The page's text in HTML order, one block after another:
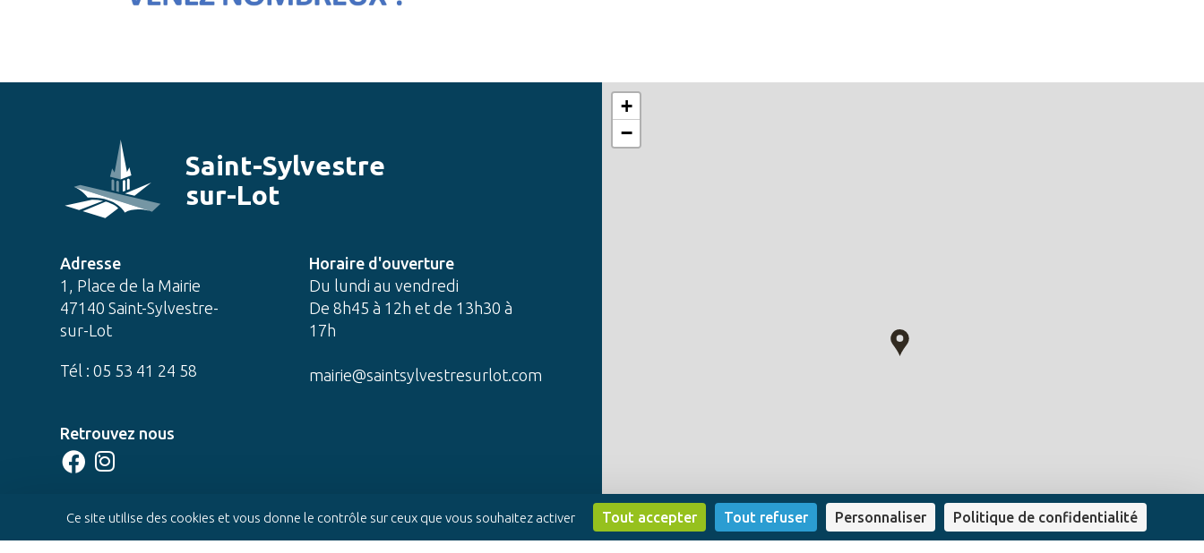
Saint-Sylvestre
sur-Lot
Adresse
1, Place de la Mairie
47140 Saint-Sylvestre-
sur-Lot
Tél : 05 53 41 24 58
Horaire d'ouverture
Du lundi au vendredi
De 8h45 à 12h et de 13h30 à
17h
mairie@saintsylvestresurlot.com
Retrouvez nous
CONTACTEZ-NOUS
+
−
Ce site utilise des cookies et vous donne le contrôle sur ceux que vous souhaitez activer Tout accepter Tout refuser Personnaliser Politique de confidentialité